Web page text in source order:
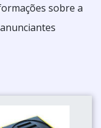
sobre a